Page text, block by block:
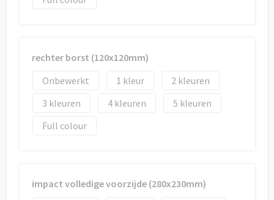
rechter borst (120x120mm)
Onbewerkt
1
2
3
4
5
Full colour
impact volledige voorzijde (280x230mm)